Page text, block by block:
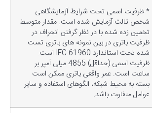
* ظرفیت اسمی تحت شرایط آزمایشگاهی
شخص ثالث آزمایش شده است. مقدار متوسط
تخمین زده شده با در نظر گرفتن انحراف در
ظرفیت باتری در بین نمونه های باتری تست
شده تحت استاندارد IEC 61960 است.
ظرفیت اسمی (حداقل) 4855 میلی آمپر بر
ساعت است. عمر واقعی باتری ممکن است
بسته به محیط شبکه، الگوهای استفاده و سایر
عوامل متفاوت باشد.